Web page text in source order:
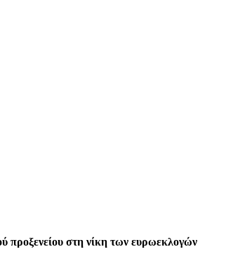
προξενείου στη νίκη των ευρωεκλογών